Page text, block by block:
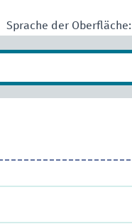
Sprache der Oberfläche: